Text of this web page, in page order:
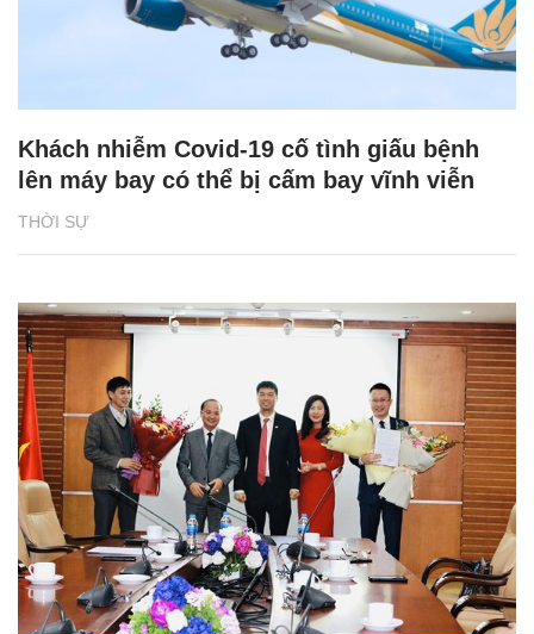
THỜI SỰ
Khách nhiễm Covid-19 cố tình giấu bệnh
lên máy bay có thể bị cấm bay vĩnh viễn